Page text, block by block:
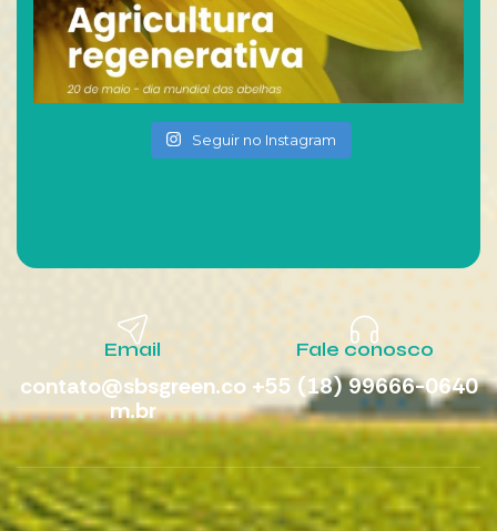
Seguir no Instagram
Email
contato@sbsgreen.co
m.br
Fale conosco
+55 (18) 99666-0640